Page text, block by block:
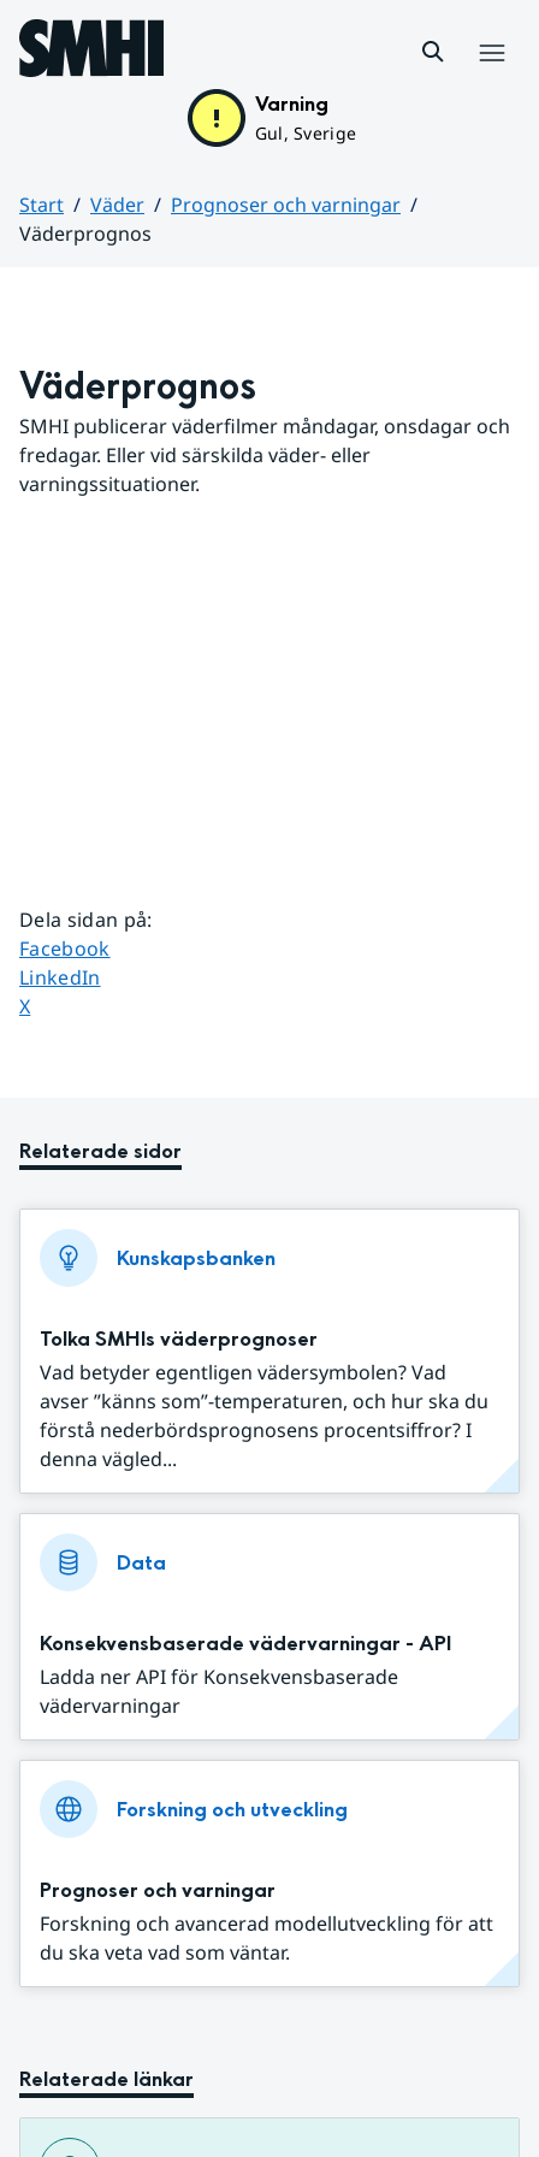
Hoppa till sidans innehåll
Varning
Gul, Sverige
Start Väder
Prognoser och varningar
Väderprognos
Väderprognos
SMHI publicerar väderfilmer måndagar, onsdagar och
fredagar. Eller vid särskilda väder- eller
varningssituationer.
Dela sidan på:
Dela sidan på
Facebook
Dela sidan på
LinkedIn
Dela sidan på
X
Relaterade sidor
Kunskapsbanken
Tolka SMHIs väderprognoser
Vad betyder egentligen vädersymbolen? Vad
avser ”känns som”-temperaturen, och hur ska du
förstå nederbördsprognosens procentsiffror? I
denna vägled...
Data
Konsekvensbaserade vädervarningar - API
Ladda ner API för Konsekvensbaserade
vädervarningar
Forskning och utveckling
Prognoser och varningar
Forskning och avancerad modellutveckling för att
du ska veta vad som väntar.
Relaterade länkar